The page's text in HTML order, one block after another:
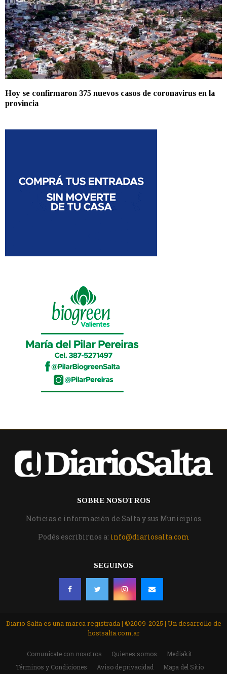
Hoy se confirmaron 375 nuevos casos de coronavirus en la
provincia
SOBRE NOSOTROS
Noticias e información de Salta y sus Municipios
Podés escribirnos a: info@diariosalta.com
SEGUINOS
Diario Salta es una marca registrada | ©2009-2025 | Un desarrollo de
hostsalta.com.ar
Comunicate con nosotros Quienes somos
Mediakit
Términos y Condiciones
Aviso de privacidad Mapa del Sitio